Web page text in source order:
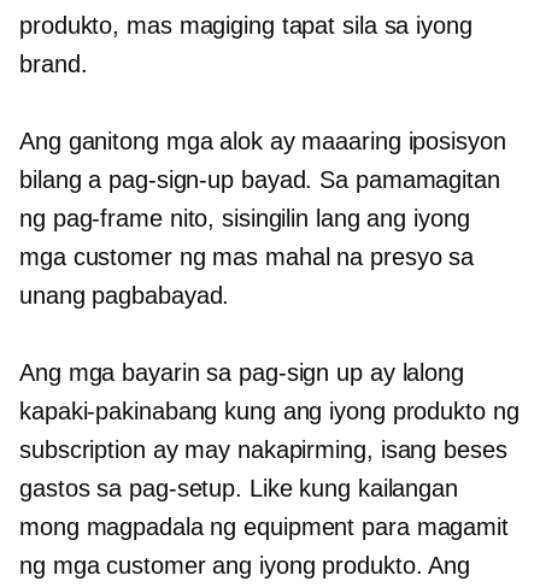
produkto, mas magiging tapat sila sa iyong
brand.
Ang ganitong mga alok ay maaaring iposisyon
bilang a pag-sign-up bayad. Sa pamamagitan
ng pag-frame nito, sisingilin lang ang iyong
mga customer ng mas mahal na presyo sa
unang pagbabayad.
Ang mga bayarin sa pag-sign up ay lalong
kapaki-pakinabang kung ang iyong produkto ng
subscription ay may nakapirming, isang beses
gastos sa pag-setup. Like kung kailangan
mong magpadala ng equipment para magamit
ng mga customer ang iyong produkto. Ang